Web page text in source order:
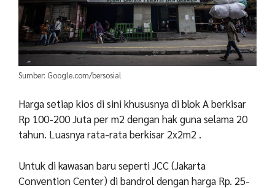
Sumber: Google.com/bersosial
Harga setiap kios di sini khususnya di blok A berkisar
Rp 100-200 Juta per m2 dengan hak guna selama 20
tahun. Luasnya rata-rata berkisar 2x2m2 .
Untuk di kawasan baru seperti JCC (Jakarta
Convention Center) di bandrol dengan harga Rp. 25-